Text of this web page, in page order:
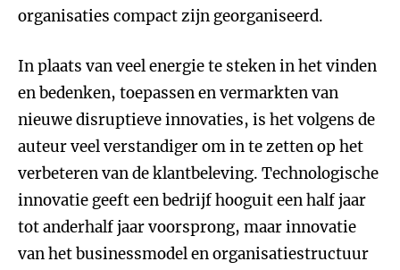
organisaties compact zijn georganiseerd.
In plaats van veel energie te steken in het vinden
en bedenken, toepassen en vermarkten van
nieuwe disruptieve innovaties, is het volgens de
auteur veel verstandiger om in te zetten op het
verbeteren van de klantbeleving. Technologische
innovatie geeft een bedrijf hooguit een half jaar
tot anderhalf jaar voorsprong, maar innovatie
van het businessmodel en organisatiestructuur